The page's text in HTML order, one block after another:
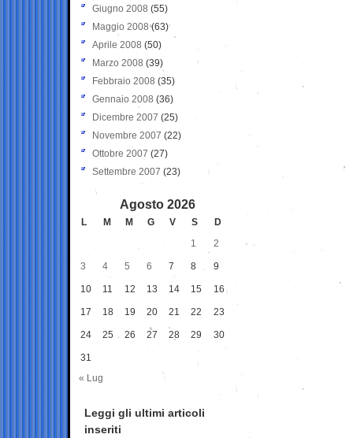
Giugno 2008 (55)
Maggio 2008(63)
Aprile 2008 (50)
Marzo 2008 (39)
Febbraio 2008 (35)
Gennaio 2008 (36)
Dicembre 2007 (25)
Novembre 2007 (22)
Ottobre 2007 (27)
Settembre 2007 (23)
Agosto 2026
L M M G V S
D
1
2
3 4 5 6 7 8 9
10 11 12 13 14 15 16
17 18 19 20 21 22 23
24 25 26 27 28 29 30
31
« Lug
Leggi gli ultimi articoli
inseriti